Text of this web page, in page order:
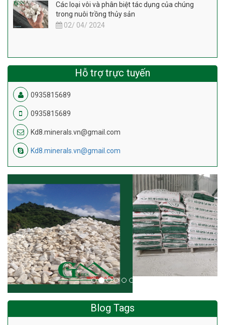
Các loại vôi và phân biệt tác dụng của chúng
trong nuôi trồng thủy sản
02/ 04/ 2024
Hỗ trợ trực tuyến
0935815689
0935815689
Kd8.minerals.vn@gmail.com
Kd8.minerals.vn@gmail.com
Blog Tags
ảnh hưởng của pH ao đất ao hồ